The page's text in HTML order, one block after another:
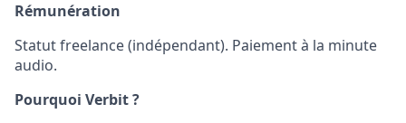
Rémunération
Statut freelance (indépendant). Paiement à la minute
audio.
Pourquoi Verbit ?